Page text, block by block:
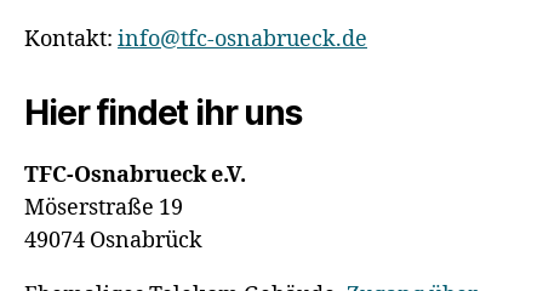
Kontakt: info@tfc-osnabrueck.de
Hier findet ihr uns
TFC-Osnabrueck e.V.
Möserstraße 19
49074 Osnabrück